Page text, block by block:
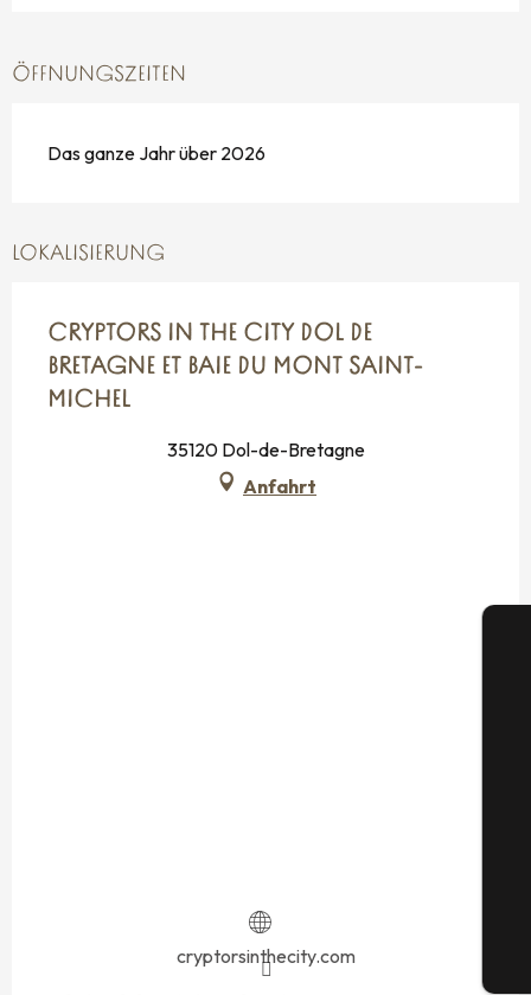
ÖFFNUNGSZEITEN
Das ganze Jahr über 2026
LOKALISIERUNG
CRYPTORS IN THE CITY DOL DE
BRETAGNE ET BAIE DU MONT SAINT-
MICHEL
35120 Dol-de-Bretagne
Anfahrt
cryptorsinthecity.com